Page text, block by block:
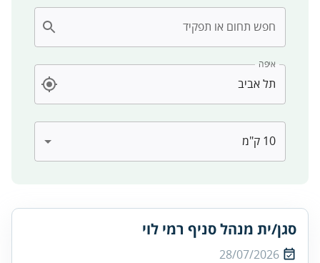
חפש תחום או תפקיד
איפה
סגן/ית מנהל סניף רמי לוי
28/07/2026